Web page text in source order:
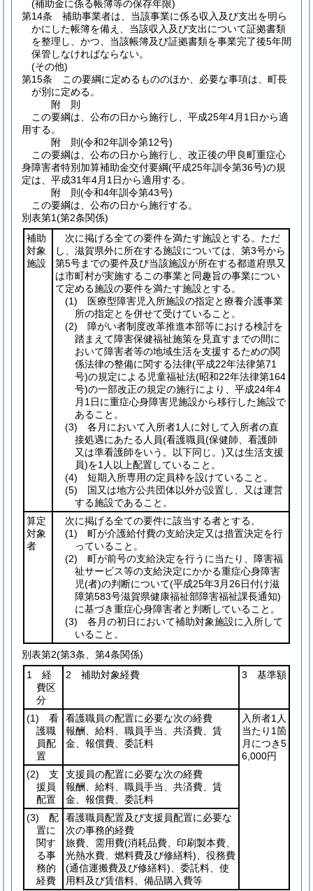
(補助金に係る帳簿等の保存年限)
第14条
補助事業者は、当該事業に係る収入及び支出を明ら
かにした帳簿を備え、当該収入及び支出について証拠書類
を整理し、かつ、当該帳簿及び証拠書類を事業完了後5年間
保管しなければならない。
(その他)
第15条
この要綱に定めるもののほか、必要な事項は、町長
が別に定める。
附 則
この要綱は、公布の日から施行し、平成25年4月1日から適
用する。
附 則(令和2年訓令第12号)
この要綱は、公布の日から施行し、改正後の甲良町重症心
身障害者特別加算補助金交付要綱(平成25年訓令第36号)の規
定は、平成31年4月1日から適用する。
附 則(令和4年訓令第43号)
この要綱は、公布の日から施行する。
別表第1(第2条関係)
補助
対象
施設
次に掲げる全ての要件を満たす施設とする。ただ
し、滋賀県外に所在する施設については、第3号から
第5号までの要件及び当該施設が所在する都道府県又
は市町村が実施するこの事業と同趣旨の事業につい
て定める施設の要件を満たす施設とする。
(1) 医療型障害児入所施設の指定と療養介護事業
所の指定とを併せて受けていること。
(2) 障がい者制度改革推進本部等における検討を
踏まえて障害保健福祉施策を見直すまでの間に
おいて障害者等の地域生活を支援するための関
係法律の整備に関する法律(平成22年法律第71
号)の規定による児童福祉法(昭和22年法律第164
号)の一部改正の規定の施行により、平成24年4
月1日に重症心身障害児施設から移行した施設で
あること。
(3) 各月において入所者1人に対して入所者の直
接処遇にあたる人員(看護職員(保健師、看護師
又は準看護師をいう。以下同じ。)又は生活支援
員)を1人以上配置していること。
(4) 短期入所専用の定員枠を設けていること。
(5) 国又は地方公共団体以外が設置し、又は運営
する施設であること。
算定
対象
者
次に掲げる全ての要件に該当する者とする。
(1) 町が介護給付費の支給決定又は措置決定を行
っていること。
(2) 町が前号の支給決定を行うに当たり、障害福
祉サービス等の支給決定にかかる重症心身障害
児(者)の判断について(平成25年3月26日付け滋
障第583号滋賀県健康福祉部障害福祉課長通知)
に基づき重症心身障害者と判断していること。
(3) 各月の初日において補助対象施設に入所して
いること。
別表第2(第3条、第4条関係)
1 経
費区
分
2 補助対象経費 3 基準額
(1) 看
護職
員配
置
看護職員の配置に必要な次の経費
報酬、給料、職員手当、共済費、賃
金、報償費、委託料
入所者1人
当たり1箇
月につき5
6,000円
(2) 支
援員
配置
支援員の配置に必要な次の経費
報酬、給料、職員手当、共済費、賃
金、報償費、委託料
(3) 配
置に
関す
る事
務的
経費
看護職員配置及び支援員配置に必要な
次の事務的経費
旅費、需用費(消耗品費、印刷製本費、
光熱水費、燃料費及び修繕料) 、役務費
(通信運搬費及び修繕料) 、委託料、使
用料及び賃借料、備品購入費等